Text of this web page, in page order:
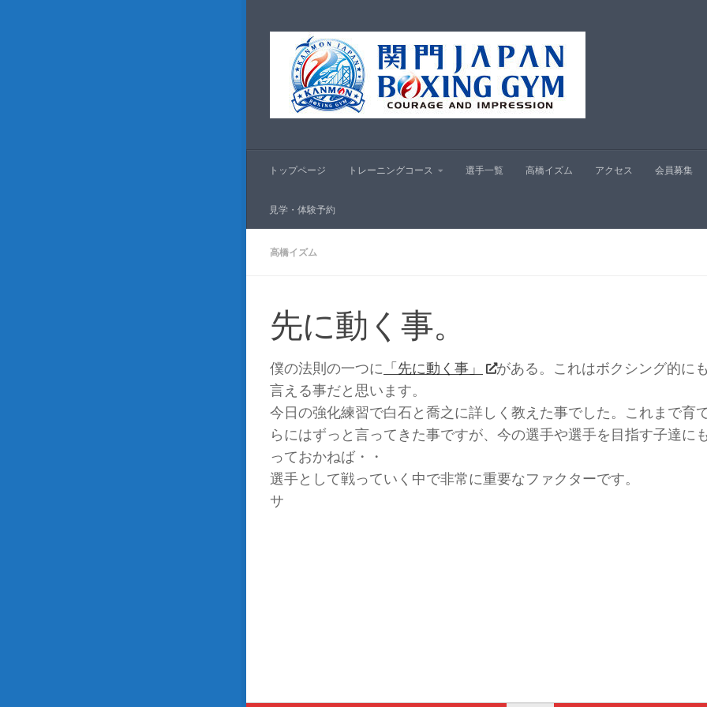
トップページ トレーニングコース 選手一覧 高橋イズム アクセス 会員募集
見学・体験予約
高橋イズム
先に動く事。
僕の法則の一つに 「先に動く事」
がある。これはボクシング的に
言える事だと思います。
今日の強化練習で白石と喬之に詳しく教えた事でした。これまで育
らにはずっと言ってきた事ですが、今の選手や選手を目指す子達に
っておかねば・・
選手として戦っていく中で非常に重要なファクターです。
サ